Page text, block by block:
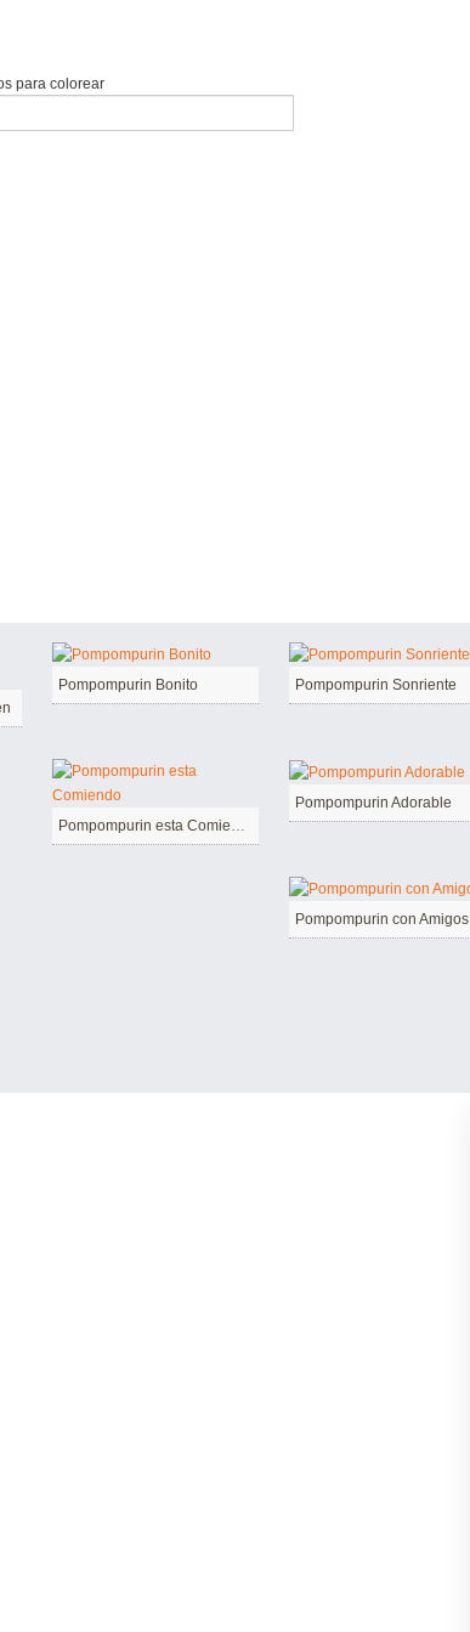
para colorear
Pompompurin Bonito Pompompurin Sonriente
Pompompurin esta Comiendo
Pompompurin Adorable
Pompompurin con Amigos